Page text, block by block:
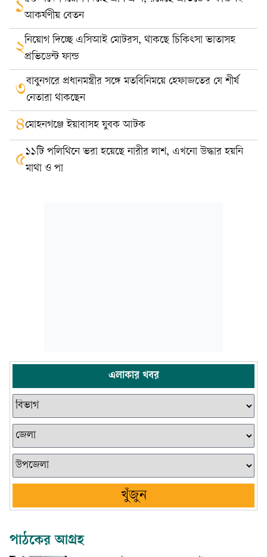
১আকর্ষণীয় বেতন
২নিয়োগ দিচ্ছে এসিআই মোটরস, থাকছে চিকিৎসা ভাতাসহ
প্রভিডেন্ট ফান্ড
৩বাবুনগরে প্রধানমন্ত্রীর সঙ্গে মতবিনিময়ে হেফাজতের যে শীর্ষ
নেতারা থাকছেন
৪মোহনগঞ্জে ইয়াবাসহ যুবক আটক
৫১১টি পলিথিনে ভরা হয়েছে নারীর লাশ, এখনো উদ্ধার হয়নি
মাথা ও পা
এলাকার খবর
খুঁজুন
পাঠকের আগ্রহ